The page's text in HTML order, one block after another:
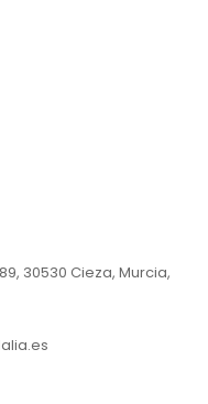
30530 Cieza, Murcia,